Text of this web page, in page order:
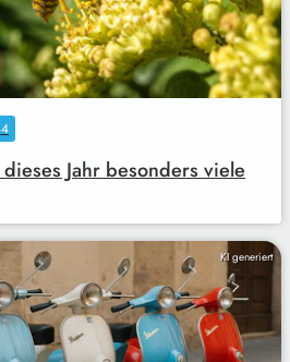
Jahr besonders viele
KI generiert